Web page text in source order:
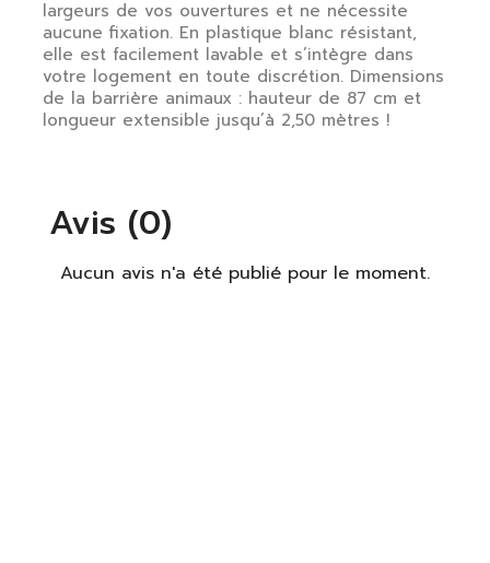
largeurs de vos ouvertures et ne nécessite
aucune fixation. En plastique blanc résistant,
elle est facilement lavable et s’intègre dans
votre logement en toute discrétion. Dimensions
de la barrière animaux : hauteur de 87 cm et
longueur extensible jusqu’à 2,50 mètres !
Avis (0)
Aucun avis n'a été publié pour le moment.
S'identifier